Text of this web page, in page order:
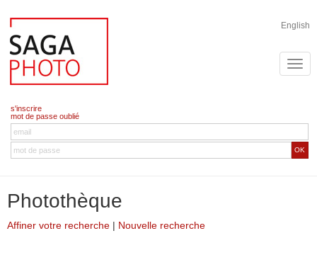
English
s'inscrire
mot de passe oublié
OK
Photothèque
Affiner votre recherche | Nouvelle recherche